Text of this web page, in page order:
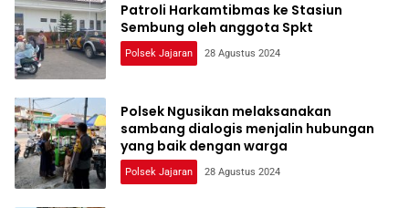
Patroli Harkamtibmas ke Stasiun
Sembung oleh anggota Spkt
Polsek Jajaran 28 Agustus 2024
Polsek Ngusikan melaksanakan
sambang dialogis menjalin hubungan
yang baik dengan warga
Polsek Jajaran 28 Agustus 2024